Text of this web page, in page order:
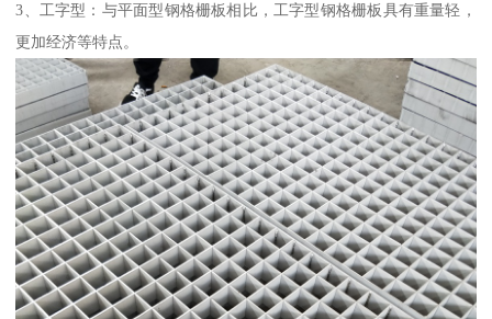
3、工字型：与平面型钢格栅板相比，工字型钢格栅板具有重量轻，
更加经济等特点。